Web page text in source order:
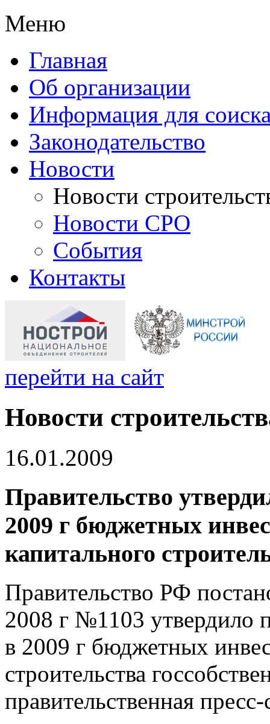
Меню
Главная
Об организации
Информация для
Законодательство
Новости
Новости
Новости СРО
События
Контакты
перейти на сайт
Новости
16.01.2009
Правительство
2009 г бюджетных
капитального
Правительство РФ
2008 г №1103 утвердило
в 2009 г бюджетных
строительства
правительственная